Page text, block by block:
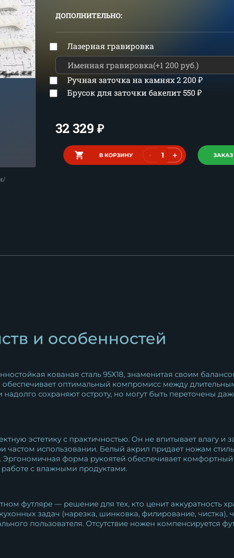
ДОПОЛНИТЕЛЬНО:
Лазерная гравировка
Ручная заточка на камнях2 200₽
Брусок для заточки бакелит550₽
32 329 ₽
В КОРЗИНУ - +
и особенностей
кованая сталь 95Х18, знаменитая своим
обеспечивает оптимальный компромисс между
сохраняют остроту, но могут быть переточены
эстетику с практичностью. Он не впитывает влагу и
использовании. Белый акрил придает ножам
форма рукоятей обеспечивает комфортный
с влажными продуктами.
футляре — решение для тех, кто ценит аккуратность
задач (нарезка, шинковка, филирование, чистка),
пользователя. Отсутствие ножен компенсируется